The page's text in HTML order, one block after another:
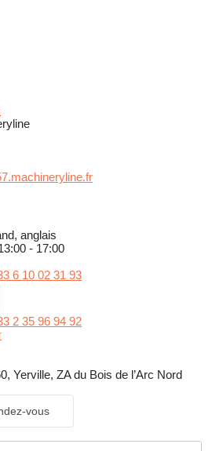
anglais
- 17:00
6 10 02 31 93
2 35 96 94 92
Yerville, ZA du Bois de l’Arc Nord
vous